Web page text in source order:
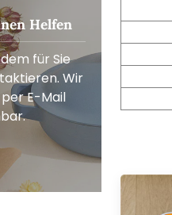
Helfen
für Sie
Wir
E-Mail